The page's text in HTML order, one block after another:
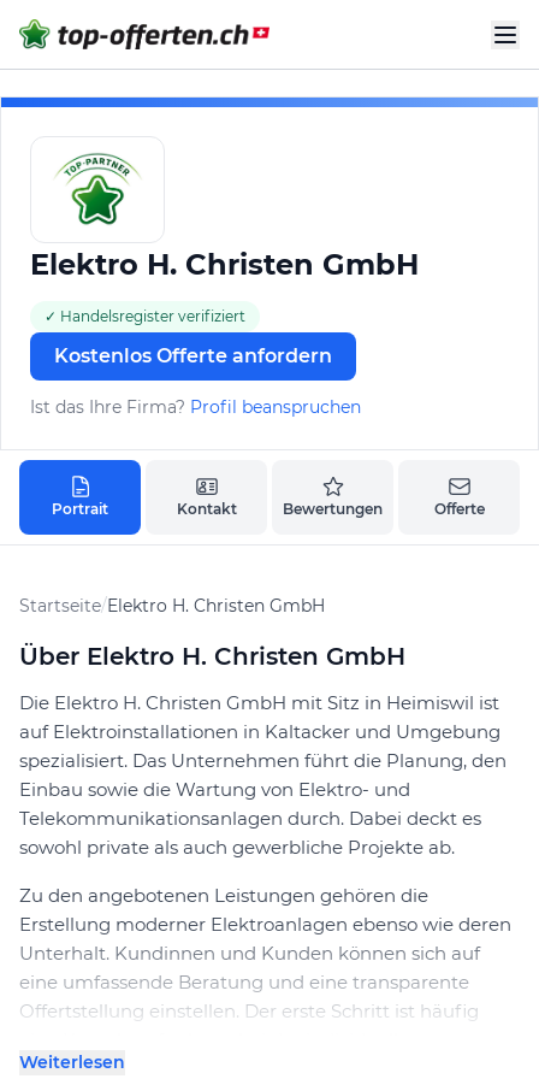
Elektro H. Christen GmbH
✓ Handelsregister verifiziert
Kostenlos Offerte anfordern
Ist das Ihre Firma? Profil beanspruchen
Portrait Kontakt Bewertungen Offerte
Startseite/Elektro H. Christen GmbH
Über Elektro H. Christen GmbH
Die Elektro H. Christen GmbH mit Sitz in Heimiswil ist
auf Elektroinstallationen in Kaltacker und Umgebung
spezialisiert. Das Unternehmen führt die Planung, den
Einbau sowie die Wartung von Elektro- und
Telekommunikationsanlagen durch. Dabei deckt es
sowohl private als auch gewerbliche Projekte ab.
Zu den angebotenen Leistungen gehören die
Erstellung moderner Elektroanlagen ebenso wie deren
Unterhalt. Kundinnen und Kunden können sich auf
eine umfassende Beratung und eine transparente
Offertstellung einstellen. Der erste Schritt ist häufig
Anforderungen besprochen werden. Daraufhin folgt ein
Weiterlesen